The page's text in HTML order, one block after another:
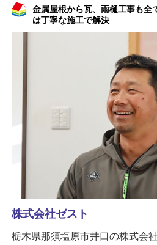
金属屋根から瓦、雨樋工事も全
は丁寧な施工で解決
株式会社ゼスト
栃木県那須塩原市井口の株式会